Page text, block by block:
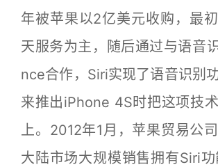
年被苹果以2亿美元收购，最
天服务为主，随后通过与语音
nce合作，Siri实现了语音识别
来推出iPhone 4S时把这项技
上。2012年1月，苹果贸易公
大陆市场大规模销售拥有Siri